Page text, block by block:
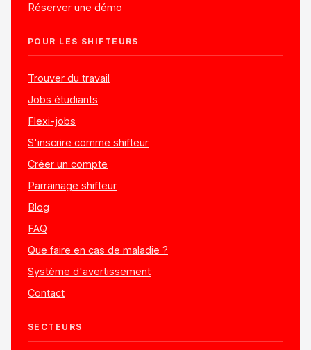
Réserver une démo
POUR LES SHIFTEURS
Trouver du travail
Jobs étudiants
Flexi-jobs
S'inscrire comme shifteur
Créer un compte
Parrainage shifteur
Blog
FAQ
Que faire en cas de maladie ?
Système d'avertissement
Contact
SECTEURS